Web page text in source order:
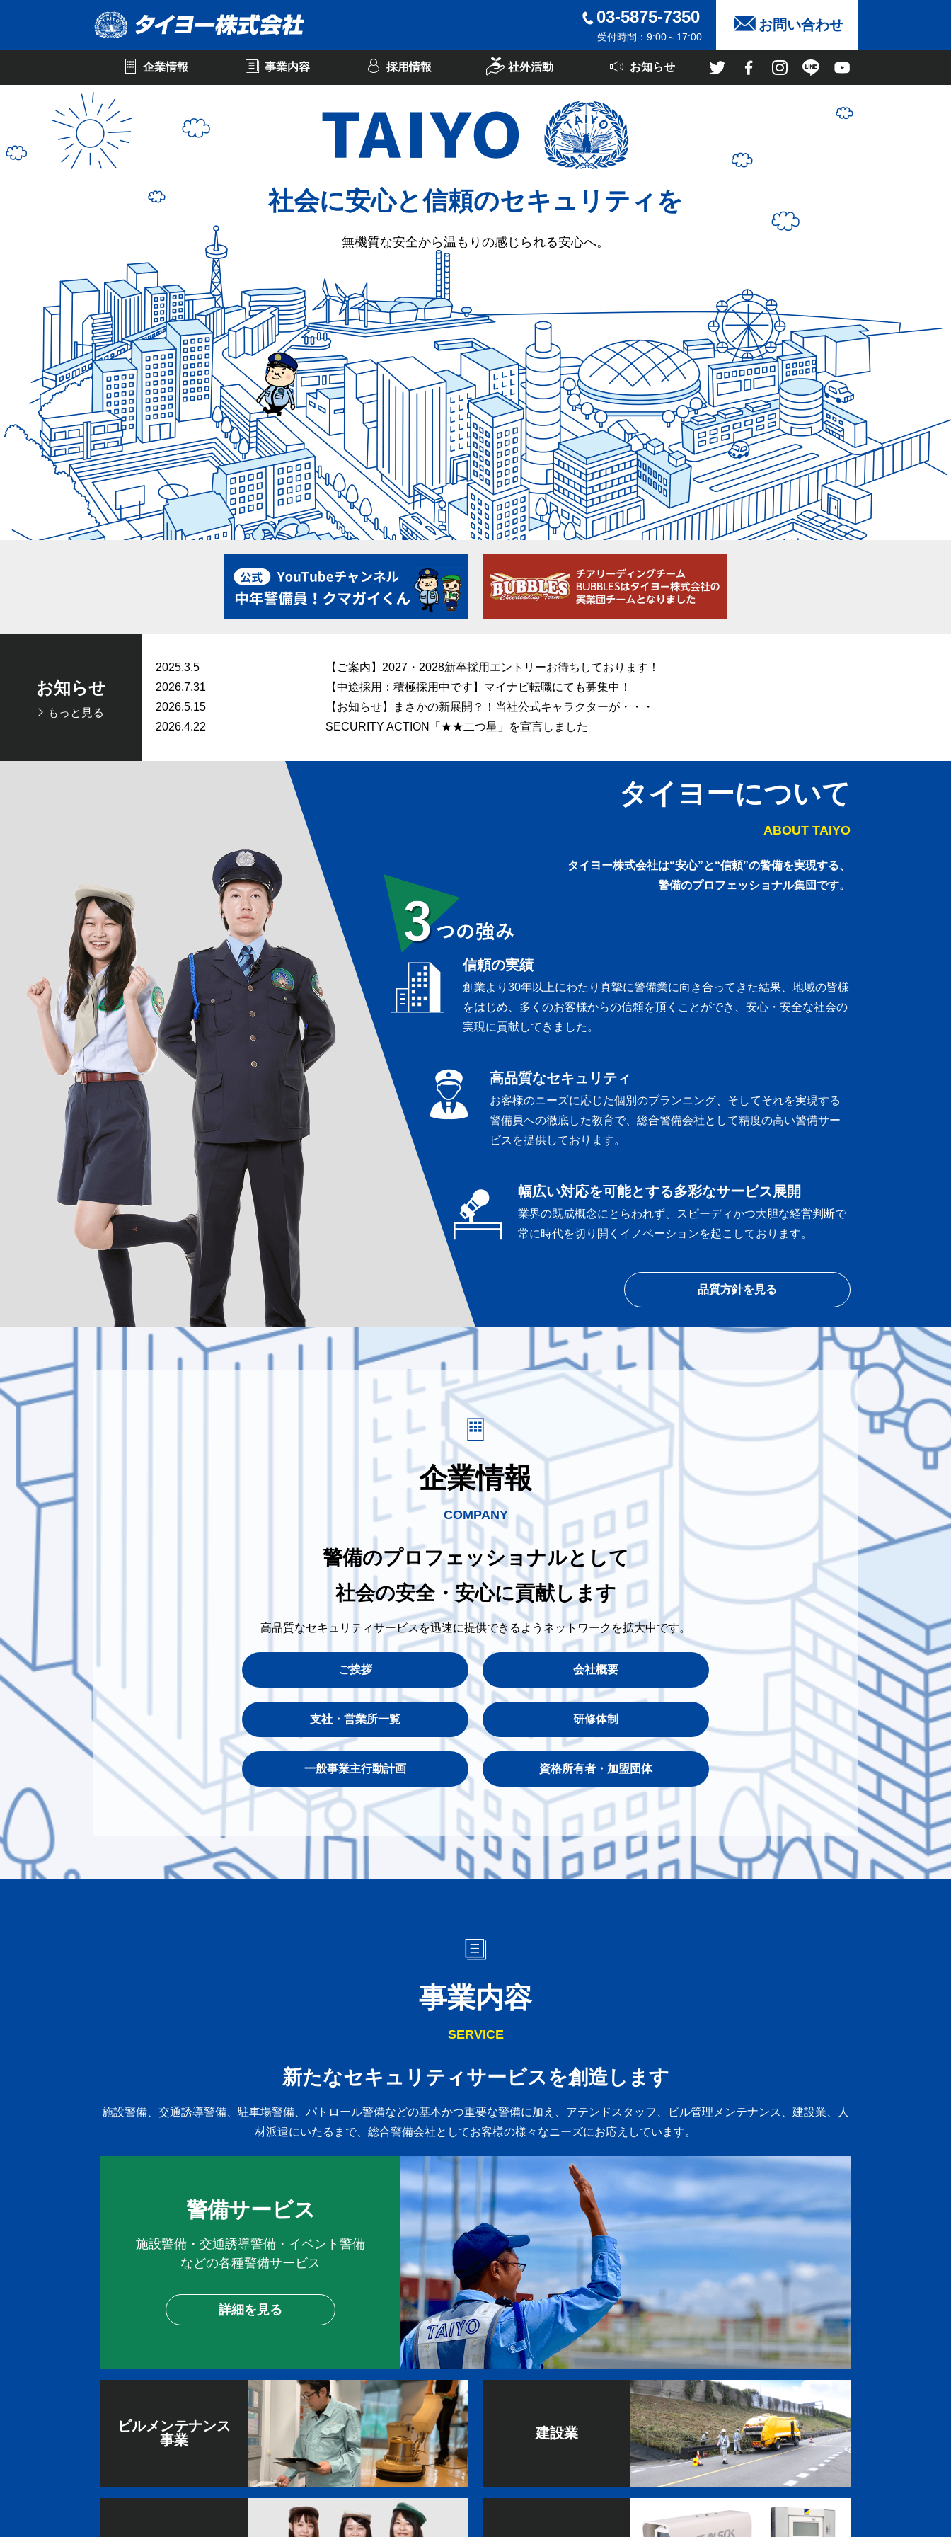
03-5875-7350
受付時間：9:00～17:00
お問い合わせ
企業情報 事業内容 採用情報 社外活動 お知らせ
社会に安心と信頼のセキュリティを
無機質な安全から温もりの感じられる安心へ。
お知らせ
もっと見る
2025.3.5
【ご案内】2027・2028新卒採用エントリーお待ちしております！
2026.7.31
【中途採用：積極採用中です】マイナビ転職にても募集中！
2026.5.15
【お知らせ】まさかの新展開？！当社公式キャラクターが・・・
2026.4.22
SECURITY ACTION「★★二つ星」を宣言しました
タイヨーについて
ABOUT TAIYO
タイヨー株式会社は“安心”と“信頼”の警備を実現する、
警備のプロフェッショナル集団です。
3つの強み
信頼の実績
創業より30年以上にわたり真摯に警備業に向き合ってきた結果、地域の皆様
をはじめ、多くのお客様からの信頼を頂くことができ、安心・安全な社会の
実現に貢献してきました。
高品質なセキュリティ
お客様のニーズに応じた個別のプランニング、そしてそれを実現する
警備員への徹底した教育で、総合警備会社として精度の高い警備サー
ビスを提供しております。
幅広い対応を可能とする多彩なサービス展開
業界の既成概念にとらわれず、スピーディかつ大胆な経営判断で
常に時代を切り開くイノベーションを起こしております。
品質方針を見る
企業情報
COMPANY
警備のプロフェッショナルとして
社会の安全・安心に貢献します
高品質なセキュリティサービスを迅速に提供できるようネットワークを拡大中です。
ご挨拶 会社概要
支社・営業所一覧 研修体制
一般事業主行動計画 資格所有者・加盟団体
事業内容
SERVICE
新たなセキュリティサービスを創造します
施設警備、交通誘導警備、駐車場警備、パトロール警備などの基本かつ重要な警備に加え、 アテンドスタッフ、ビル管理メンテナンス、建設業、人
材派遣にいたるまで、総合警備会社としてお客様の様々なニーズにお応えしています。
警備サービス
施設警備・交通誘導警備・イベント警備
などの各種警備サービス
詳細を見る
ビルメンテナンス
事業
建設業